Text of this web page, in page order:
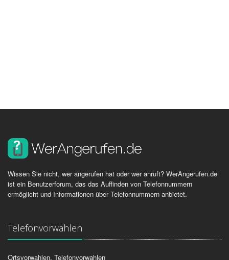
Wissen Sie nicht, wer angerufen hat oder wer anruft? WerAngerufen.de
ist ein Benutzerforum, das das Auffinden von Telefonnummern
ermöglicht und Informationen über Telefonnummern anbietet.
Telefonvorwahlen
Ortsvorwahlen, Telefonvorwahlen